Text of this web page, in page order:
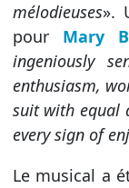
mélodieuses».
pour Mary
ingeniously
enthusiasm,
suit with equal
every sign of
Le musical a